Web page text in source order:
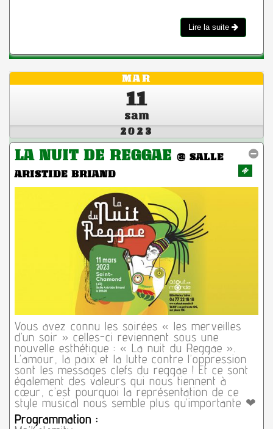
Lire la suite
MAR
11
sam
2023
LA NUIT DE REGGAE @ SALLE
ARISTIDE BRIAND
Vous avez connu les soirées « les merveilles
d’un soir » celles-ci reviennent sous une
nouvelle esthétique : « La nuit du Reggae ».
L’amour, la paix et la lutte contre l’oppression
sont les messages clefs du reggae ! Et ce sont
également des valeurs qui nous tiennent à
cœur, c’est pourquoi la représentation de ce
style musical nous semble plus qu’importante ❤
Programmation :